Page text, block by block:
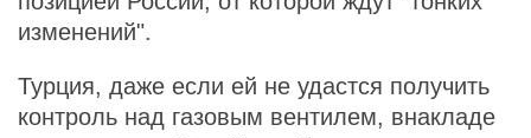
изменений".
Турция, даже если ей не удастся получить
контроль над газовым вентилем, внакладе